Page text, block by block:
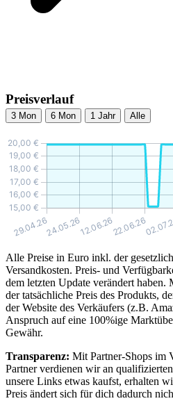
Preisverlauf
3 Mon 6 Mon 1 Jahr Alle
Alle Preise in Euro inkl. der
Versandkosten. Preis- und
dem letzten Update verändert
der tatsächliche Preis des Produkts,
der Website des Verkäufers (z.B.
Anspruch auf eine 100%ige
Gewähr.
Transparenz: Mit Partner-Shops im
Partner verdienen wir an
unsere Links etwas kaufst, erhalten
Preis ändert sich für dich dadurch